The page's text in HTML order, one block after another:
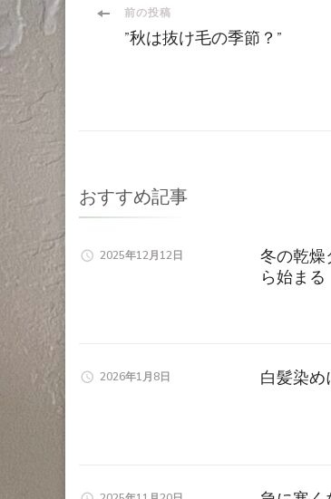
投
ゲ
ー
ン
前の投稿
”秋は抜け毛の季節？”
おすすめ記事
2025年12月12日
冬の乾燥
ら始まる
2026年1月8日 白髪染